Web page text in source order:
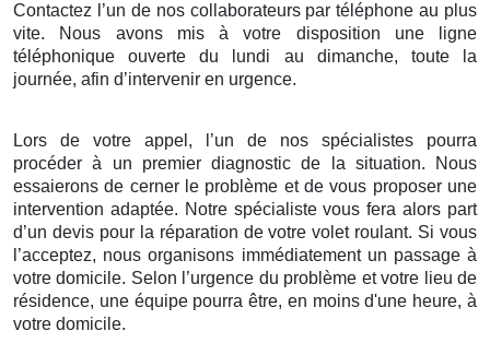
Contactez l’un de nos collaborateurs par téléphone au plus
vite. Nous avons mis à votre disposition une ligne
téléphonique ouverte du lundi au dimanche, toute la
journée, afin d’intervenir en urgence.
Lors de votre appel, l’un de nos spécialistes pourra
procéder à un premier diagnostic de la situation. Nous
essaierons de cerner le problème et de vous proposer une
intervention adaptée. Notre spécialiste vous fera alors part
d’un devis pour la réparation de votre volet roulant. Si vous
l’acceptez, nous organisons immédiatement un passage à
votre domicile. Selon l’urgence du problème et votre lieu de
résidence, une équipe pourra être, en moins d'une heure, à
votre domicile.